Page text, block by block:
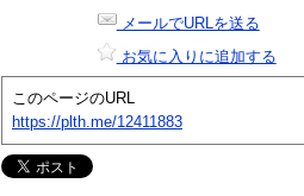
メールでURLを送る
お気に入りに追加する
このページのURL
https://plth.me/12411883